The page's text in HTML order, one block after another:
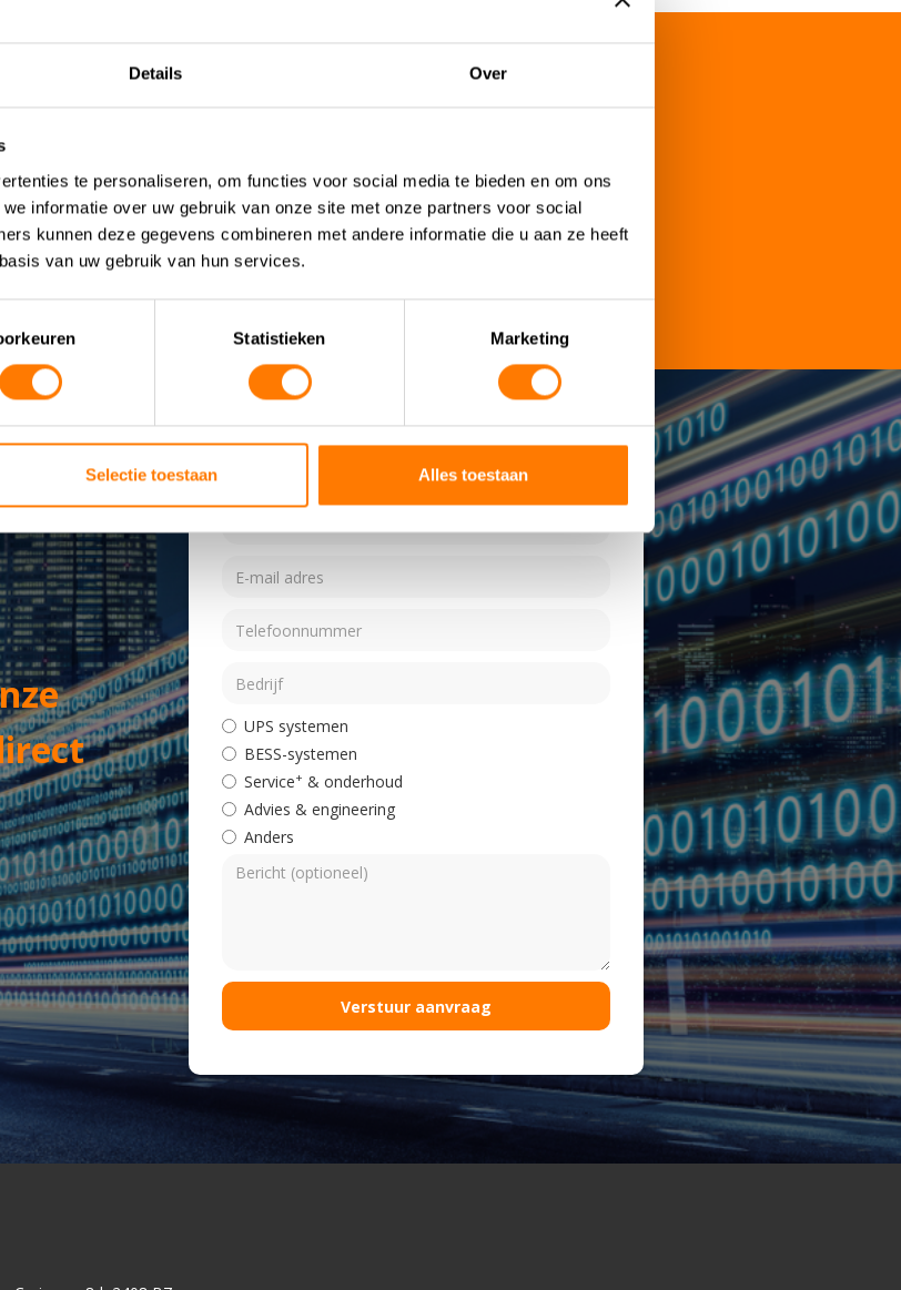
Details Over
te personaliseren, om functies voor social media te bieden en om ons
informatie over uw gebruik van onze site met onze partners voor social
kunnen deze gegevens combineren met andere informatie die u aan ze heeft
van uw gebruik van hun services.
Statistieken Marketing
Selectie toestaan Alles toestaan
Downloads
UPS systemen
BESS-systemen
Service+ & onderhoud
Advies & engineering
Anders